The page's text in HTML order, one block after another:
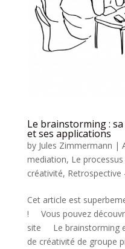
Le brainstorming :
et ses applications
by Jules Zimmermann |
mediation, Le
créativité, Retrospective
Cet article est
! Vous pouvez
site Le brainstorming
de créativité de groupe